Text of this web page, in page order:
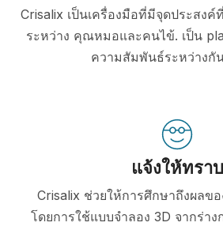
Crisalix เป็นเครื่องมือที่มีจุดประสง
ระหว่าง คุณหมอและคนไข้. เป็น
ความสัมพันธ์ระหว่างกั
แจ้งให้ทราบ
Crisalix ช่วยให้การศึกษาถึงผลข
โดยการใช้แบบจำลอง 3D จากร่าง